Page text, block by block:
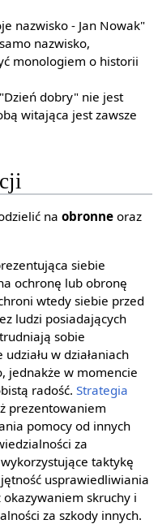
nazwisko - Jan Nowak"
nazwisko,
monologiem o historii
dobry" nie jest
witająca jest zawsze
na obronneoraz
siebie
ochronę lub obronę
wtedy siebie przed
ludzi posiadających
sobie
w działaniach
jednakże w momencie
radość. Strategia
prezentowaniem
pomocy od innych
za
taktykę
usprawiedliwiania
skruchy i
za szkody innych.